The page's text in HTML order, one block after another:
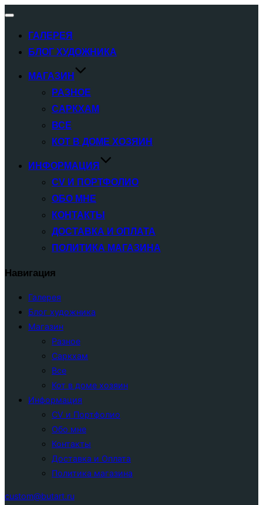
Переключатель
ГАЛЕРЕЯ
БЛОГ ХУДОЖНИКА
МАГАЗИН
РАЗНОЕ
САРКХАМ
ВСЕ
КОТ В ДОМЕ ХОЗЯИН
ИНФОРМАЦИЯ
CV И ПОРТФОЛИО
ОБО МНЕ
КОНТАКТЫ
ДОСТАВКА И ОПЛАТА
ПОЛИТИКА МАГАЗИНА
Навигация
Галерея
Блог художника
Магазин
Разное
Саркхам
Все
Кот в доме хозяин
Информация
CV и Портфолио
Обо мне
Контакты
Доставка и Оплата
Политика магазина
custom@butart.ru